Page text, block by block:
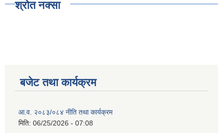
श्रोत नक्सा
बजेट तथा कार्यक्रम
आ.व. २०८३/०८४ नीति तथा कार्यक्रम
मिति: 06/25/2026 - 07:08